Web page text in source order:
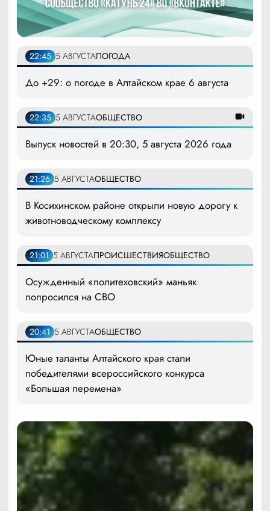
22:45 5 АВГУСТАПОГОДА
До +29: о погоде в Алтайском крае 6 августа
22:35 5 АВГУСТАОБЩЕСТВО
Выпуск новостей в 20:30, 5 августа 2026 года
21:26 5 АВГУСТАОБЩЕСТВО
В Косихинском районе открыли новую дорогу к
животноводческому комплексу
21:01 5 АВГУСТАПРОИСШЕСТВИЯОБЩЕСТВО
Осужденный «политеховский» маньяк
попросился на СВО
20:41 5 АВГУСТАОБЩЕСТВО
Юные таланты Алтайского края стали
победителями всероссийского конкурса
«Большая перемена»